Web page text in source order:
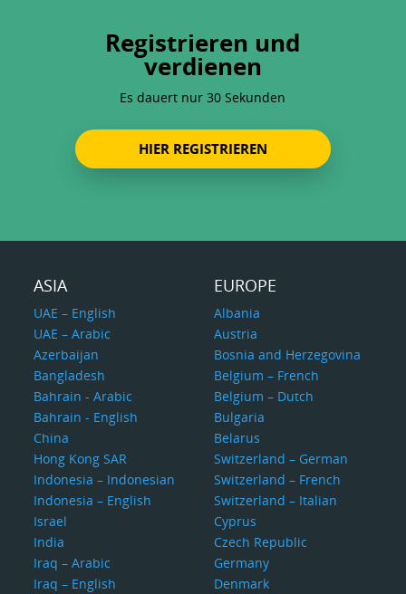
Registrieren und
verdienen
Es dauert nur 30 Sekunden
HIER REGISTRIEREN
ASIA
UAE – English
UAE – Arabic
Azerbaijan
Bangladesh
Bahrain - Arabic
Bahrain - English
China
Hong Kong SAR
Indonesia – Indonesian
Indonesia – English
Israel
India
Iraq – Arabic
Iraq – English
EUROPE
Albania
Austria
Bosnia and Herzegovina
Belgium – French
Belgium – Dutch
Bulgaria
Belarus
Switzerland – German
Switzerland – French
Switzerland – Italian
Cyprus
Czech Republic
Germany
Denmark